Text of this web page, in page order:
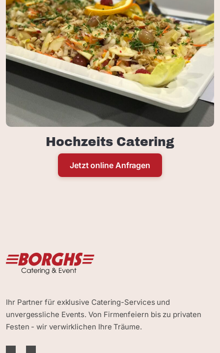
Hochzeits Catering
Jetzt online Anfragen
Ihr Partner für exklusive Catering-Services und
unvergessliche Events. Von Firmenfeiern bis zu privaten
Festen - wir verwirklichen Ihre Träume.